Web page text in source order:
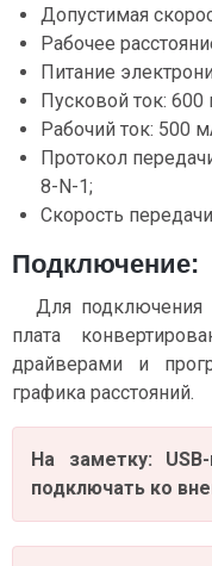
Допустимая
Рабочее
Питание
Пусковой ток: 600
Рабочий ток: 500
Протокол
8-N-1;
Скорость
Подключение:
Для подключения
плата
драйверами и
графика расстояний.
На заметку:
подключать ко